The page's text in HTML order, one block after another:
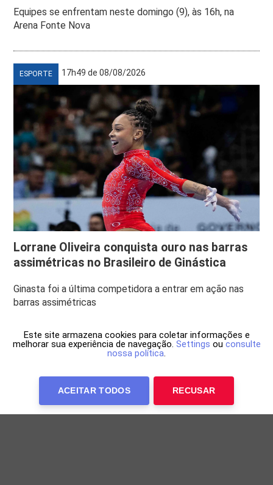
Equipes se enfrentam neste domingo (9), às 16h, na
Arena Fonte Nova
ESPORTE 17h49 de 08/08/2026
Lorrane Oliveira conquista ouro nas barras
assimétricas no Brasileiro de Ginástica
Ginasta foi a última competidora a entrar em ação nas
barras assimétricas
Este site armazena cookies para coletar informações e
melhorar sua experiência de navegação. Settings ou consulte
nossa política.
ACEITAR TODOS RECUSAR